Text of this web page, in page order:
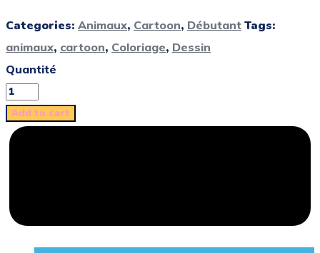
Categories: Animaux, Cartoon, Débutant Tags:
animaux, cartoon, Coloriage, Dessin
Quantité
Add to cart